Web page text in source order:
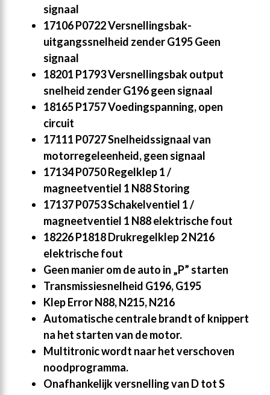
signaal
17106 P0722 Versnellingsbak-
uitgangssnelheid zender G195 Geen
signaal
18201 P1793 Versnellingsbak output
snelheid zender G196 geen signaal
18165 P1757 Voedingspanning, open
circuit
17111 P0727 Snelheidssignaal van
motorregeleenheid, geen signaal
17134 P0750 Regelklep 1 /
magneetventiel 1 N88 Storing
17137 P0753 Schakelventiel 1 /
magneetventiel 1 N88 elektrische fout
18226 P1818 Drukregelklep 2 N216
elektrische fout
Geen manier om de auto in „P” starten
Transmissiesnelheid G196, G195
Klep Error N88, N215, N216
Automatische centrale brandt of knippert
na het starten van de motor.
Multitronic wordt naar het verschoven
noodprogramma.
Onafhankelijk versnelling van D tot S